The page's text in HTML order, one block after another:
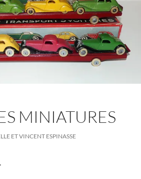
MINIATURES
ET VINCENT ESPINASSE